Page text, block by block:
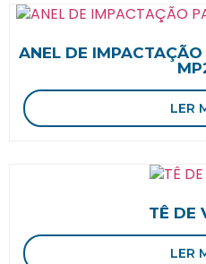
ANEL DE
LER
TÊ DE
LER